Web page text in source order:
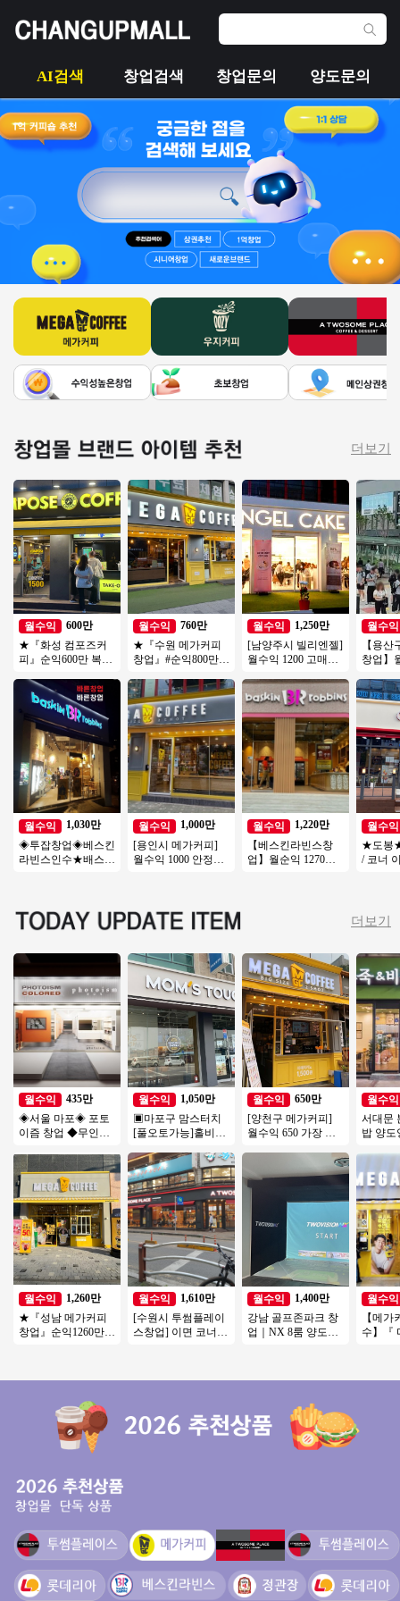
AI검색 창업검색 창업문의 양도문의
더보기
월수익
600만
★『화성 컴포즈커
피』순익600만 복합
자본창업 여성창업
투잡추천
월수익
1,030만
◈투잡창업◈베스킨
라빈스인수★배스킨
월수익
760만
★『수원 메가커피
창업』#순익800만#
델링완#소자본창업#
여성창업★
월수익
1,000만
[용인시 메가커피]
월수익 1000 안정적
월수익
1,250만
[남양주시 빌리엔젤]
월수익 1200 고매출/
트카페 빌리엔젤!
월수익
1,220만
【베스킨라빈스창
업】월순익 1270만
월수익
【용산
창업】
양도양
월수익
★도봉
/ 코너
더보기
월수익
435만
◈서울 마포◈ 포토
이즘 창업 ◆무인사
업/초보창업/직장인
창업/여성창업
월수익
1,260만
★『성남 메가커피
창업』순익1260만
월수익
1,050만
▣마포구 맘스터치
[풀오토가능]홀비중
준한매출/역세권
월수익
1,610만
[수원시 투썸플레이
스창업] 이면 코너자
월수익
650만
[양천구 메가커피]
월수익 650 가장 핫
월수익
1,400만
강남 골프존파크 창
업｜NX 8룸 양도양
월수익
서대문
밥 양도
인투잡
월수익
【메가
수】『